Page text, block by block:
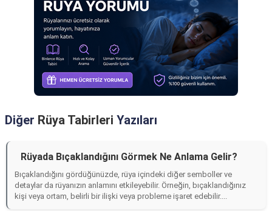
Diğer Rüya Tabirleri Yazıları
Rüyada Bıçaklandığını Görmek Ne Anlama Gelir?
Bıçaklandığını gördüğünüzde, rüya içindeki diğer semboller ve
detaylar da rüyanızın anlamını etkileyebilir. Örneğin, bıçaklandığınız
kişi veya ortam, belirli bir ilişki veya probleme işaret edebilir....